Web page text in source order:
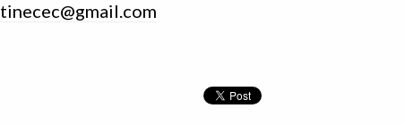
tinecec@gmail.com